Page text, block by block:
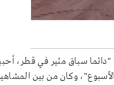
سباق مثير في قطر،
وكان من بين